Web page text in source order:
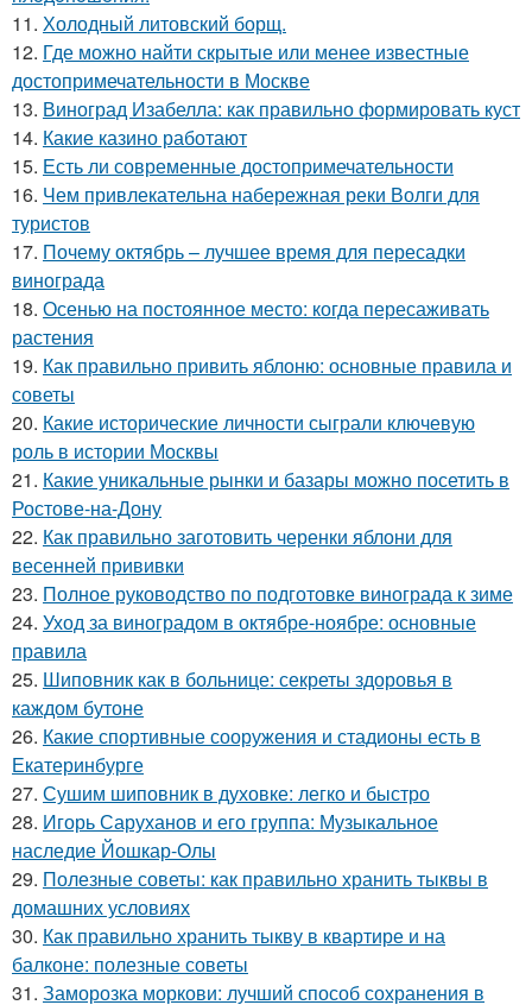
11. Холодный литовский борщ.
12. Где можно найти скрытые или менее известные
достопримечательности в Москве
13. Виноград Изабелла: как правильно формировать куст
14. Какие казино работают
15. Есть ли современные достопримечательности
16. Чем привлекательна набережная реки Волги для
туристов
17. Почему октябрь – лучшее время для пересадки
винограда
18. Осенью на постоянное место: когда пересаживать
растения
19. Как правильно привить яблоню: основные правила и
советы
20. Какие исторические личности сыграли ключевую
роль в истории Москвы
21. Какие уникальные рынки и базары можно посетить в
Ростове-на-Дону
22. Как правильно заготовить черенки яблони для
весенней прививки
23. Полное руководство по подготовке винограда к зиме
24. Уход за виноградом в октябре-ноябре: основные
правила
25. Шиповник как в больнице: секреты здоровья в
каждом бутоне
26. Какие спортивные сооружения и стадионы есть в
Екатеринбурге
27. Сушим шиповник в духовке: легко и быстро
28. Игорь Саруханов и его группа: Музыкальное
наследие Йошкар-Олы
29. Полезные советы: как правильно хранить тыквы в
домашних условиях
30. Как правильно хранить тыкву в квартире и на
балконе: полезные советы
31. Заморозка моркови: лучший способ сохранения в